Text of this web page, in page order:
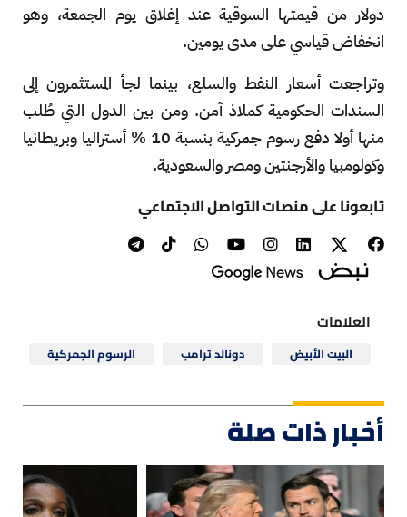
دولار من قيمتها السوقية عند إغلاق يوم الجمعة، وهو
انخفاض قياسي على مدى يومين.
وتراجعت أسعار النفط والسلع، بينما لجأ المستثمرون إلى
السندات الحكومية كملاذ آمن. ومن بين الدول التي طُلب
منها أولا دفع رسوم جمركية بنسبة 10 % أستراليا وبريطانيا
وكولومبيا والأرجنتين ومصر والسعودية.
تابعونا على منصات التواصل الاجتماعي
العلامات
البيت الأبيض دونالد ترامب الرسوم الجمركية
أخبار ذات صلة